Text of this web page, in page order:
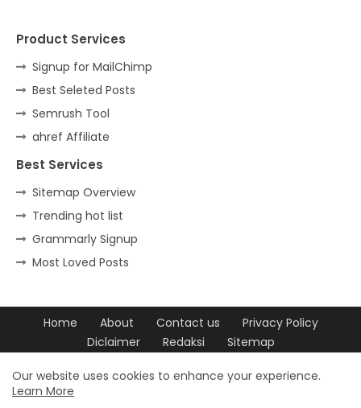
Product Services
Signup for MailChimp
Best Seleted Posts
Semrush Tool
ahref Affiliate
Best Services
Sitemap Overview
Trending hot list
Grammarly Signup
Most Loved Posts
Home About Contact us
Privacy Policy
Diclaimer
Redaksi
Sitemap
Our website uses cookies to enhance your experience.
Learn More